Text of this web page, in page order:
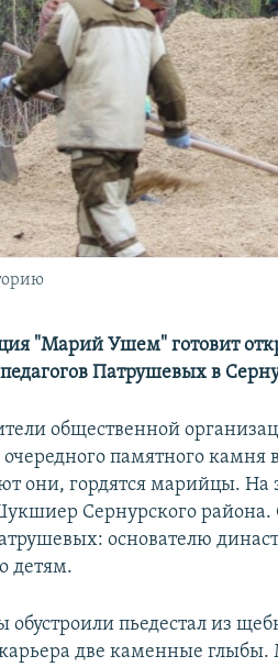
"Марий Ушем" готовит
Патрушевых в
общественной
очередного памятного
они, гордятся марийцы. На
Сернурского района.
основателю
детям.
обустроили пьедестал из
две каменные